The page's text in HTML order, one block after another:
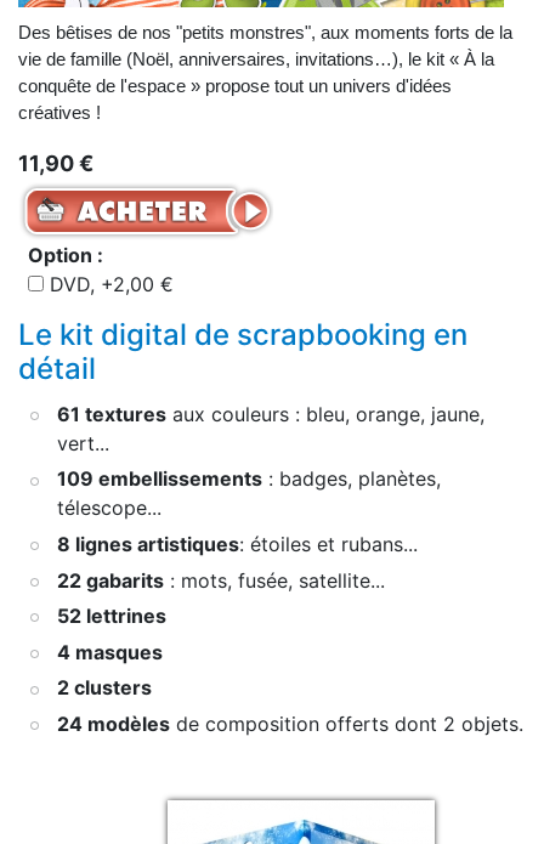
Des bêtises de nos "petits monstres", aux moments forts de la
vie de famille (Noël, anniversaires, invitations…), le kit « À la
conquête de l'espace » propose tout un univers d'idées
créatives !
11,90 €
Option :
DVD, +2,00 €
Le kit digital de scrapbooking en
détail
61 textures aux couleurs : bleu, orange, jaune,
vert...
109 embellissements : badges, planètes,
télescope...
8 lignes artistiques: étoiles et rubans...
22 gabarits : mots, fusée, satellite...
52 lettrines
4 masques
2 clusters
24 modèles de composition offerts dont 2 objets.